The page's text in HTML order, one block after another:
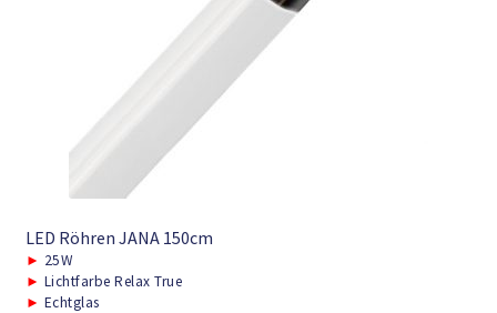
LED Röhren JANA 150cm
► 25W
► Lichtfarbe Relax True
► Echtglas